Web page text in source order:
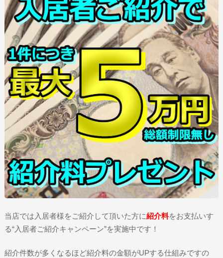
当店では入居者様をご紹介して頂いた方に紹介料をお支払いす
る“入居者ご紹介キャンペーン”を実施中です！
紹介件数が多くなるほど紹介料の金額がUPする仕組みですの